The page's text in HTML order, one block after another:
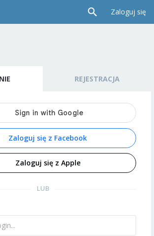
Zaloguj się
REJESTRACJA
Zaloguj się z Facebook
Zaloguj się z Apple
LUB